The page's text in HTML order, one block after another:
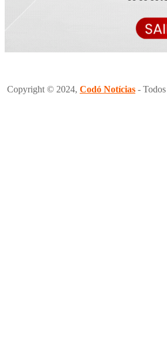
Copyright © 2024, Codó Notícias -